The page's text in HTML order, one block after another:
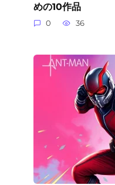
めの10作品
0 36